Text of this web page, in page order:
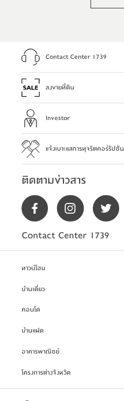
Contact Center 1739
ลงขายที่ดิน
Investor
แจ้งเบาะแสการทุจริตคอร์รัปชัน
ติดตามข่าวสาร
Contact Center 1739
ทาวน์โฮม
บ้านเดี่ยว
คอนโด
บ้านแฝด
อาคารพาณิชย์
โครงการต่างจังหวัด